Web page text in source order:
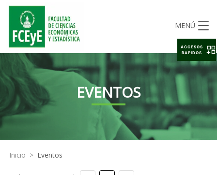
MENÚ
EVENTOS
Inicio > Eventos
ACCESOS
RAPIDOS